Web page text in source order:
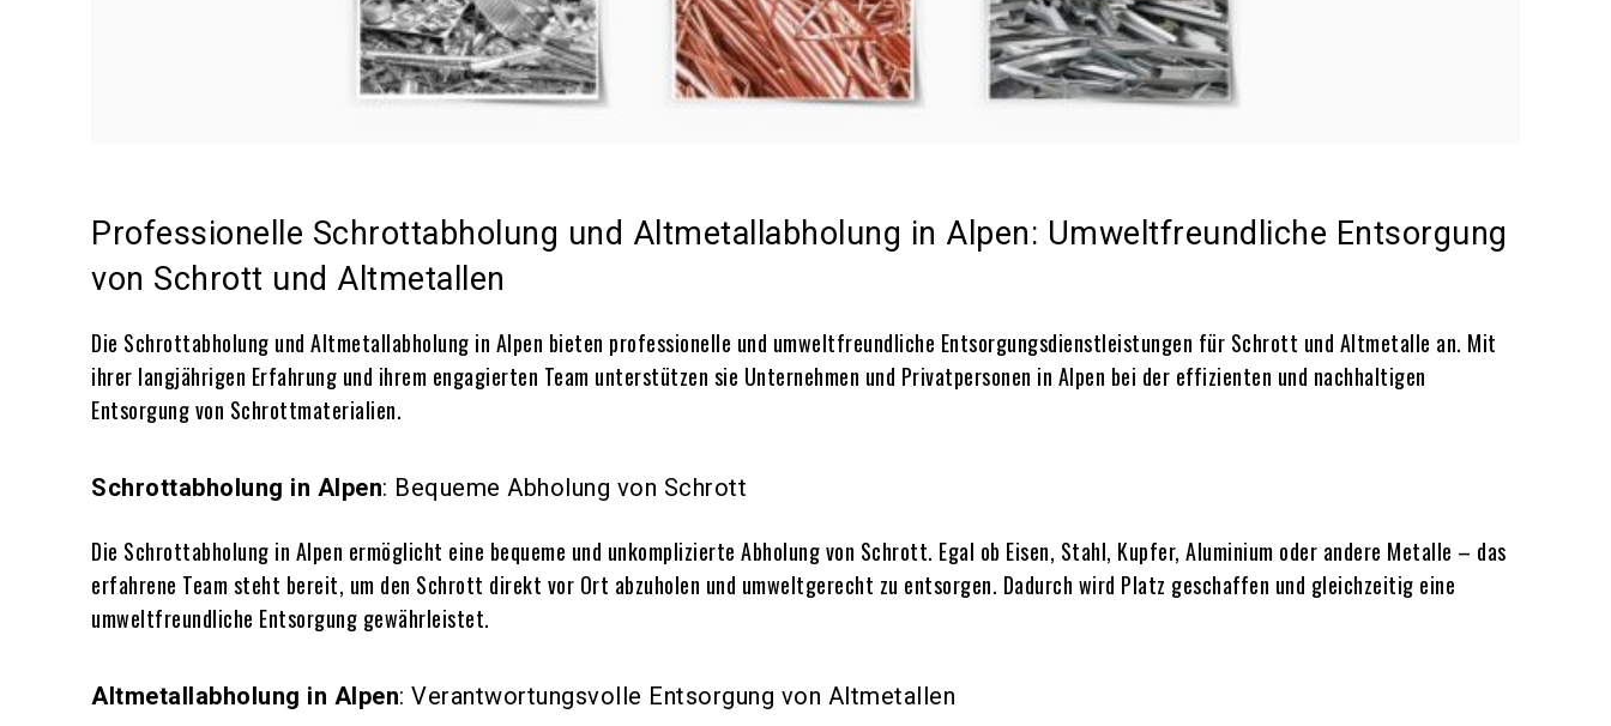
Professionelle Schrottabholung und Altmetallabholung in Alpen: Umweltfreundliche Entsorgung
von Schrott und Altmetallen
Die Schrottabholung und Altmetallabholung in Alpen bieten professionelle und umweltfreundliche Entsorgungsdienstleistungen für Schrott und Altmetalle an. Mit
ihrer langjährigen Erfahrung und ihrem engagierten Team unterstützen sie Unternehmen und Privatpersonen in Alpen bei der effizienten und nachhaltigen
Entsorgung von Schrottmaterialien.
Schrottabholung in Alpen: Bequeme Abholung von Schrott
Die Schrottabholung in Alpen ermöglicht eine bequeme und unkomplizierte Abholung von Schrott. Egal ob Eisen, Stahl, Kupfer, Aluminium oder andere Metalle – das
erfahrene Team steht bereit, um den Schrott direkt vor Ort abzuholen und umweltgerecht zu entsorgen. Dadurch wird Platz geschaffen und gleichzeitig eine
umweltfreundliche Entsorgung gewährleistet.
Altmetallabholung in Alpen: Verantwortungsvolle Entsorgung von Altmetallen